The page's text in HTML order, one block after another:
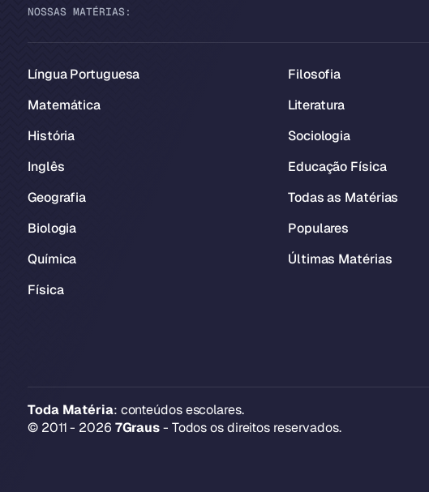
NOSSAS MATÉRIAS:
Língua Portuguesa
Matemática
História
Inglês
Geografia
Biologia
Química
Física
Filosofia
Literatura
Sociologia
Educação Física
Todas as Matérias
Populares
Últimas Matérias
Toda Matéria: conteúdos escolares.
© 2011 - 2026 7Graus- Todos os direitos reservados.